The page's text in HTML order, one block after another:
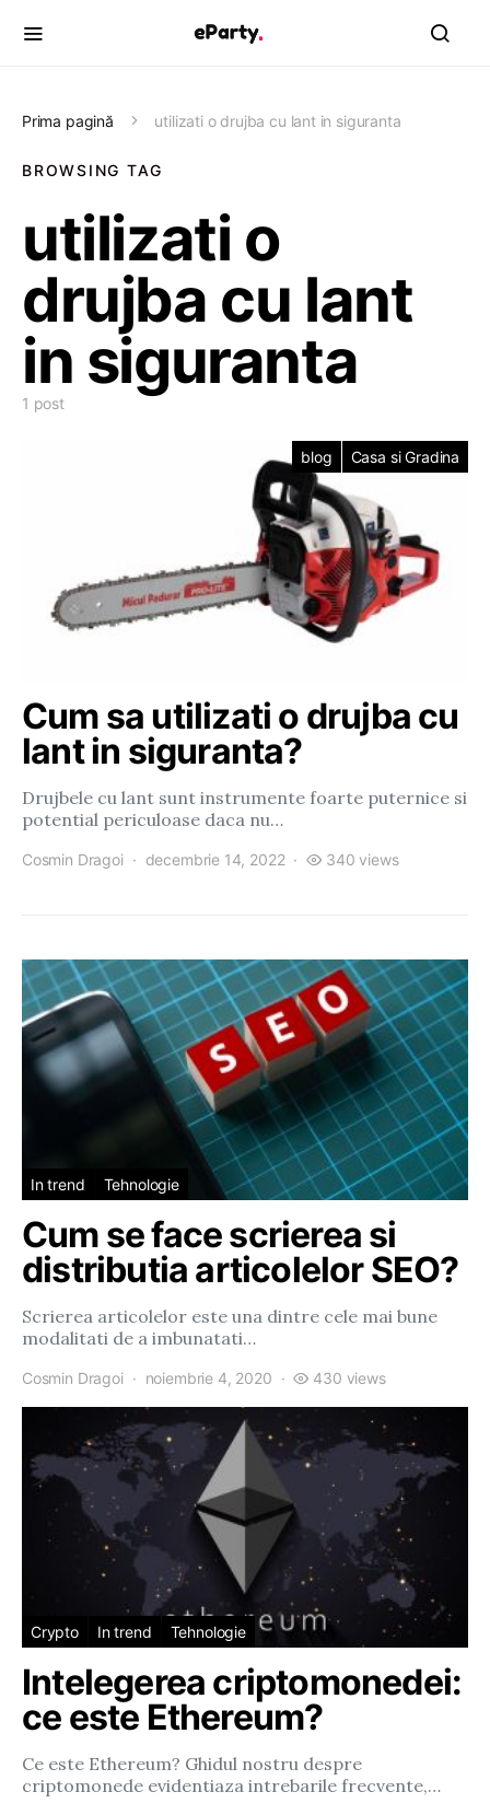
Prima pagină utilizati o drujba cu lant in siguranta
BROWSING TAG
utilizati o
drujba cu lant
in siguranta
1 post
blog Casa si Gradina
Cum sa utilizati o drujba cu
lant in siguranta?
Drujbele cu lant sunt instrumente foarte puternice si
potential periculoase daca nu…
Cosmin Dragoi decembrie 14, 2022 340 views
In trend Tehnologie
Cum se face scrierea si
distributia articolelor SEO?
Scrierea articolelor este una dintre cele mai bune
modalitati de a imbunatati…
Cosmin Dragoi noiembrie 4, 2020 430 views
Crypto In trend Tehnologie
Intelegerea criptomonedei:
ce este Ethereum?
Ce este Ethereum? Ghidul nostru despre
criptomonede evidentiaza intrebarile frecvente,…